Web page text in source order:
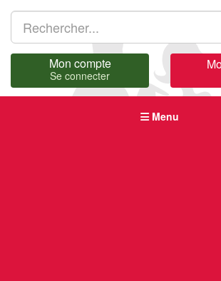
Mon compte
Se connecter
Menu